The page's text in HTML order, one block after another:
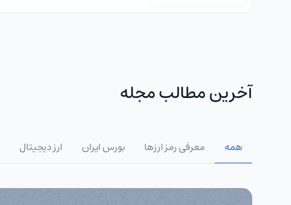
آخرین مطالب مجله
همه معرفی رمز ارزها بورس ایران ارز دیجیتال